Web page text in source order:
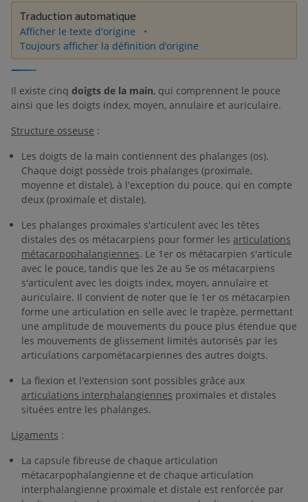
Traduction automatique
Afficher le texte d'origine
Toujours afficher la définition d’origine
Il existe cinq doigts de la main, qui comprennent le pouce
ainsi que les doigts index, moyen, annulaire et auriculaire.
Structure osseuse :
Les doigts de la main contiennent des phalanges (os).
Chaque doigt possède trois phalanges (proximale,
moyenne et distale), à l'exception du pouce, qui en compte
deux (proximale et distale).
Les phalanges proximales s'articulent avec les têtes
distales des os métacarpiens pour former les articulations
métacarpophalangiennes. Le 1er os métacarpien s'articule
avec le pouce, tandis que les 2e au 5e os métacarpiens
s'articulent avec les doigts index, moyen, annulaire et
auriculaire. Il convient de noter que le 1er os métacarpien
forme une articulation en selle avec le trapèze, permettant
une amplitude de mouvements du pouce plus étendue que
les mouvements de glissement limités autorisés par les
articulations carpométacarpiennes des autres doigts.
La flexion et l'extension sont possibles grâce aux
articulations interphalangiennes proximales et distales
situées entre les phalanges.
Ligaments :
La capsule fibreuse de chaque articulation
métacarpophalangienne et de chaque articulation
interphalangienne proximale et distale est renforcée par